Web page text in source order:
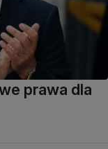
prawa dla